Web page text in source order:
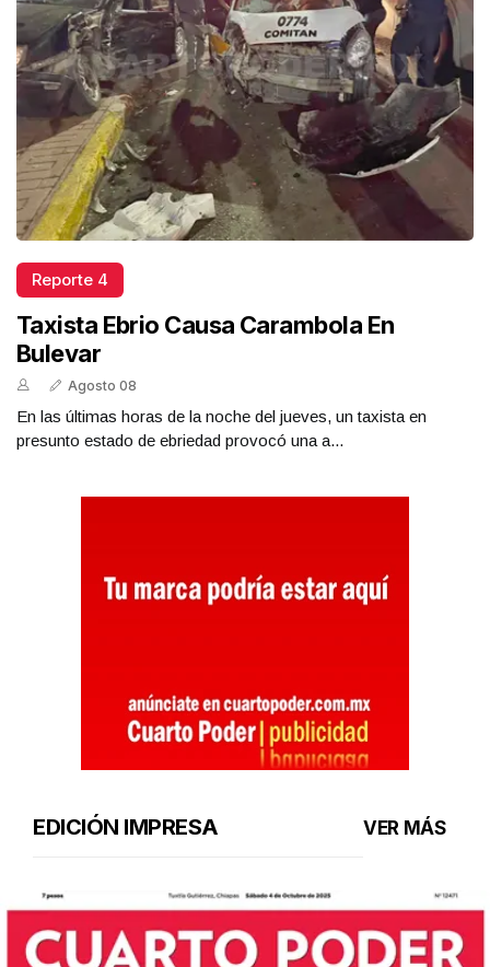
Reporte 4
Taxista Ebrio Causa Carambola En
Bulevar
Agosto 08
En las últimas horas de la noche del jueves, un taxista en
presunto estado de ebriedad provocó una a...
EDICIÓN IMPRESA VER MÁS